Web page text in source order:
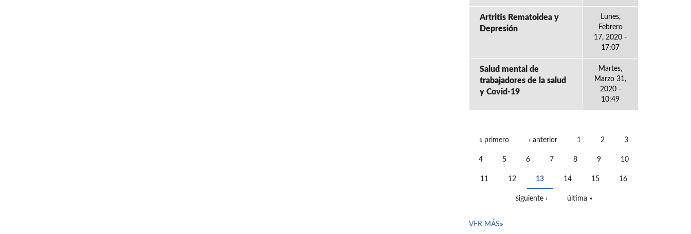
Artritis Rematoidea y
Depresión
Lunes,
Febrero
17, 2020 -
17:07
Salud mental de
trabajadores de la salud
y Covid-19
Martes,
Marzo 31,
2020 -
10:49
« primero ‹ anterior 1 2 3
4 5 6 7 8 9 10
11 12 13 14 15 16
siguiente › última »
VER MÁS